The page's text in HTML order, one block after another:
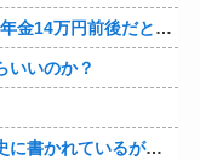
と賃貸の人は無理じゃね？
いいのか？
ているんでバカではないよな？